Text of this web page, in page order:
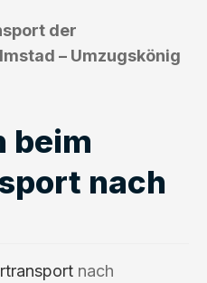
der
– Umzugskönig
beim
nach
nach